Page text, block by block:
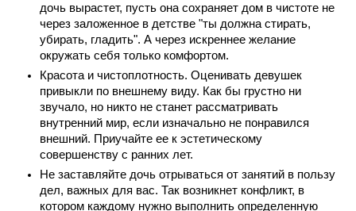
дочь вырастет, пусть она сохраняет дом в чистоте не
через заложенное в детстве "ты должна стирать,
убирать, гладить". А через искреннее желание
окружать себя только комфортом.
Красота и чистоплотность. Оценивать девушек
привыкли по внешнему виду. Как бы грустно ни
звучало, но никто не станет рассматривать
внутренний мир, если изначально не понравился
внешний. Приучайте ее к эстетическому
совершенству с ранних лет.
Не заставляйте дочь отрываться от занятий в пользу
дел, важных для вас. Так возникнет конфликт, в
котором каждому нужно выполнить определенную